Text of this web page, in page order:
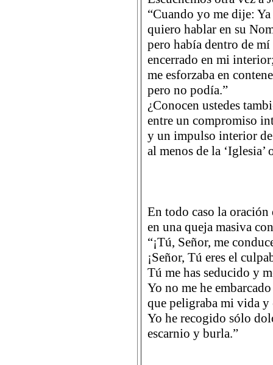
“Cuando yo me dije:
quiero hablar en su
pero había dentro de
encerrado en mi
me esforzaba en
pero no podía.”
¿Conocen ustedes
entre un compromiso
y un impulso interior
al menos de la
En todo caso la oración
en una queja masiva
“¡Tú, Señor, me
¡Señor, Tú eres el
Tú me has seducido y
Yo no me he
que peligraba mi vida y
Yo he recogido sólo
escarnio y burla.”